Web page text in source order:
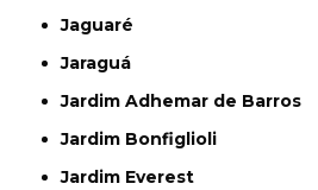
Jaguaré
Jaraguá
Jardim Adhemar de Barros
Jardim Bonfiglioli
Jardim Everest